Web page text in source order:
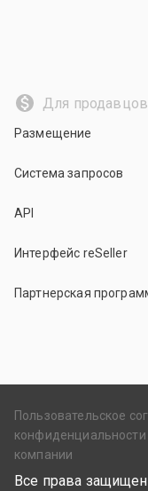
Для продавцов
Размещение
Система запросов
API
Интерфейс reSeller
Партнерская
Пользовательское
конфиденциальности
компании
Все права